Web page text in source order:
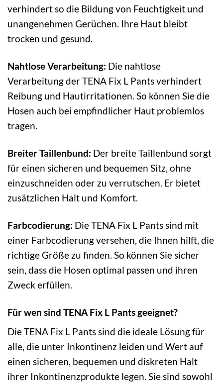
verhindert so die Bildung von Feuchtigkeit und
unangenehmen Gerüchen. Ihre Haut bleibt
trocken und gesund.
Nahtlose Verarbeitung: Die nahtlose
Verarbeitung der TENA Fix L Pants verhindert
Reibung und Hautirritationen. So können Sie die
Hosen auch bei empfindlicher Haut problemlos
tragen.
Breiter Taillenbund: Der breite Taillenbund sorgt
für einen sicheren und bequemen Sitz, ohne
einzuschneiden oder zu verrutschen. Er bietet
zusätzlichen Halt und Komfort.
Farbcodierung: Die TENA Fix L Pants sind mit
einer Farbcodierung versehen, die Ihnen hilft, die
richtige Größe zu finden. So können Sie sicher
sein, dass die Hosen optimal passen und ihren
Zweck erfüllen.
Für wen sind TENA Fix L Pants geeignet?
Die TENA Fix L Pants sind die ideale Lösung für
alle, die unter Inkontinenz leiden und Wert auf
einen sicheren, bequemen und diskreten Halt
ihrer Inkontinenzprodukte legen. Sie sind sowohl